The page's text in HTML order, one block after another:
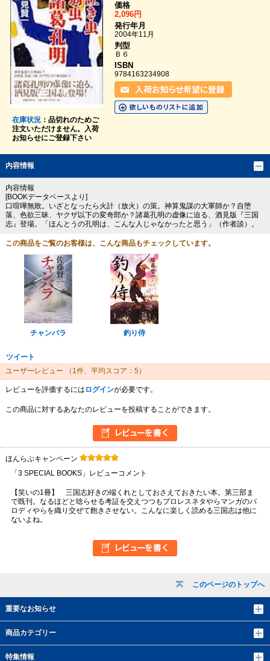
このページのトップへ
重要なお知らせ
商品カテゴリー
特集情報
在庫状況：品切れのためご
注文いただけません。入荷
お知らせにご登録下さい
価格
2,096円
発行年月
2004年11月
判型
Ｂ６
ISBN
9784163234908
内容情報
内容情報
[BOOKデータベースより]
口喧嘩無敗。いざとなったら火計（放火）の策。神算鬼謀の大軍師か？自堕
落、色欲三昧、ヤクザ以下の変奇郎か？諸葛孔明の虚像に迫る、酒見版『三国
志』登場。「ほんとうの孔明は、こんな人じゃなかったと思う」（作者談）。
この商品をご覧のお客様は、こんな商品もチェックしています。
チャンバラ 釣り侍
ツイート
ユーザーレビュー
（1件、平均スコア：5）
レビューを評価するには ログインが必要です。
この商品に対するあなたのレビューを投稿することができます。
ほんらぶキャンペーン
「3 SPECIAL BOOKS」レビューコメント
【笑いの1冊】 三国志好きの端くれとしておさえておきたい本。第三部ま
で既刊。なるほどと唸らせる考証を交えつつもプロレスネタやらマンガのパ
ロディやらを織り交ぜて飽きさせない。こんなに楽しく読める三国志は他に
ないよね。